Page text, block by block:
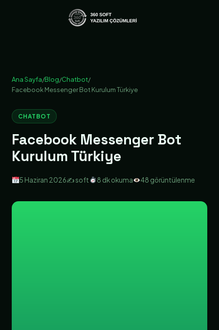
Ana Sayfa/Blog/Chatbot/
Facebook Messenger Bot Kurulum Türkiye
CHATBOT
Facebook Messenger Bot
Kurulum Türkiye
5 Haziran 2026✍️ soft 8 dk okuma 48 görüntülenme